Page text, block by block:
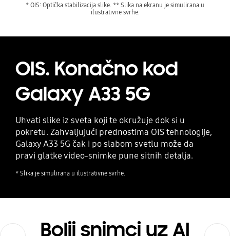
* OIS: Optička stabilizacija slike. ** Slika na ekranu je simulirana u
ilustrativne svrhe.
OIS. Konačno kod
Galaxy A33 5G
Uhvati slike iz sveta koji te okružuje dok si u
pokretu. Zahvaljujući prednostima OIS tehnologije,
Galaxy A33 5G čak i po slabom svetlu može da
pravi glatke video-snimke pune sitnih detalja.
* Slika je simulirana u ilustrativne svrhe.
Bolji snimci uz AI